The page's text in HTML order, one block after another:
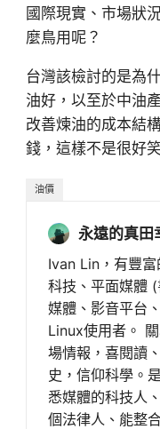
國際現實、市場狀
麼鳥用呢？
台灣該檢討的是為
油好，以至於中油
改善煉油的成本結
錢，這樣不是很好
油價
永遠的真田
Ivan Lin，有豐富
科技、平面媒體
媒體、影音平台
Linux使用者。
場情報，喜閱讀
史，信仰科學。
悉媒體的科技人
個法律人、能整